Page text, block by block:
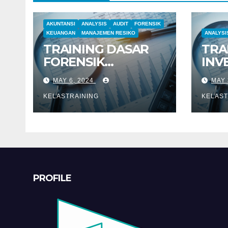
AKUNTANSI ANALYSIS AUDIT
FORENSIK
KEUANGAN
MANAJEMEN RESIKO
TRAINING DASAR
FORENSIK
AKUNTANSI
MAY 6, 2024
KELASTRAINING
PROFILE